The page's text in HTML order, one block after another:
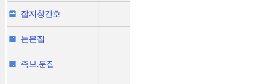
잡지창간호
논문집
족보.문집